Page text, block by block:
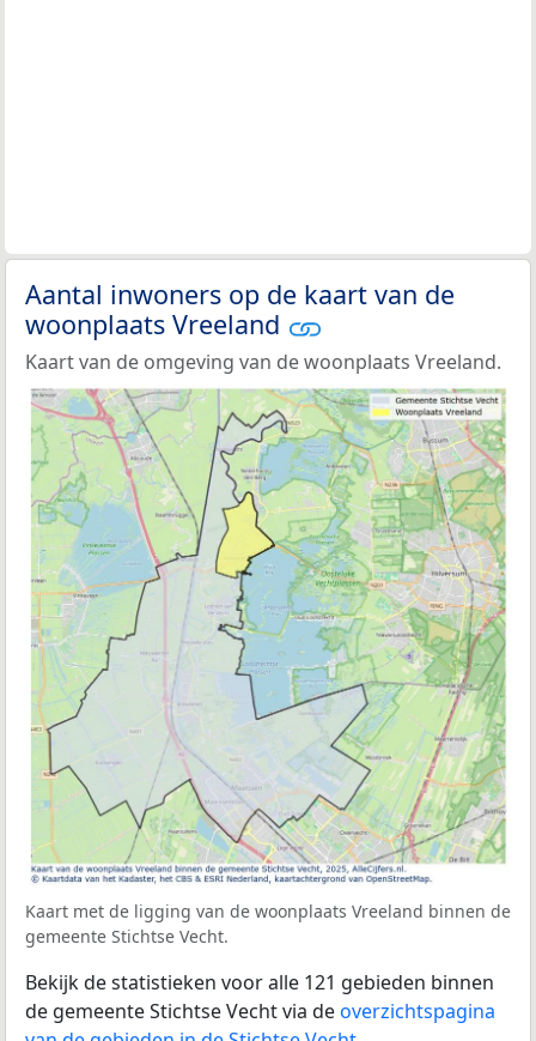
Aantal inwoners op de kaart van de
woonplaats Vreeland
Kaart van de omgeving van de woonplaats Vreeland.
Kaart met de ligging van de woonplaats Vreeland binnen de
gemeente Stichtse Vecht.
Bekijk de statistieken voor alle 121 gebieden binnen
de gemeente Stichtse Vecht via deoverzichtspagina